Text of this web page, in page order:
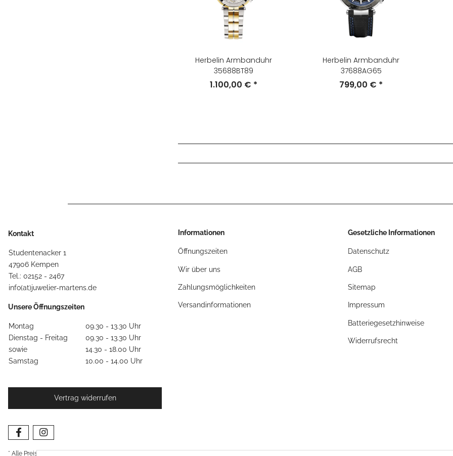
Herbelin Armbanduhr
35688BT89
1.100,00 € *
Herbelin Armbanduhr
37688AG65
799,00 € *
Kontakt
Studentenacker 1
47906 Kempen
Tel.: 02152 - 2467
info(at)juwelier-martens.de
Unsere Öffnungszeiten
Montag
09.30 - 13.30 Uhr
Dienstag - Freitag
09.30 - 13.30 Uhr
sowie
14.30 - 18.00 Uhr
Samstag
10.00 - 14.00 Uhr
Informationen
Öffnungszeiten
Wir über uns
Zahlungsmöglichkeiten
Versandinformationen
Gesetzliche Informationen
Datenschutz
AGB
Sitemap
Impressum
Batteriegesetzhinweise
Widerrufsrecht
Vertrag widerrufen
* Alle Preise inkl. gesetzlicher USt., zzgl.